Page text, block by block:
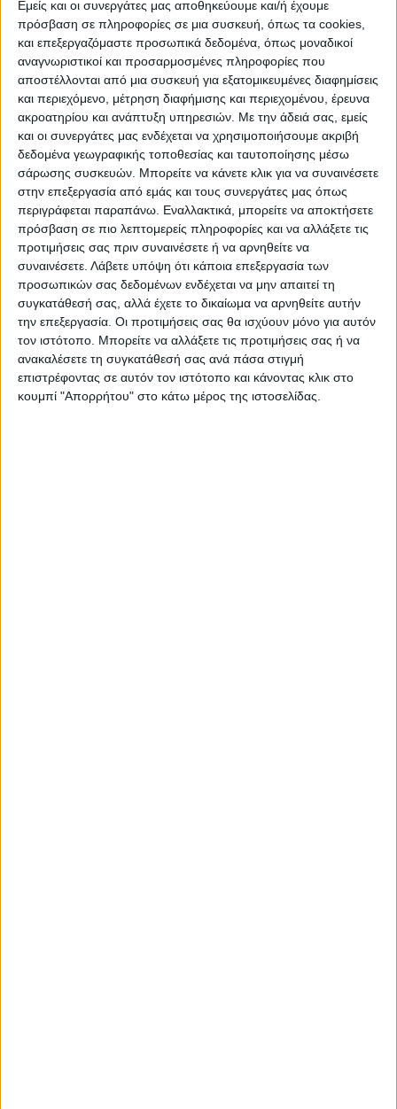
Εμείς και οι συνεργάτες μας αποθηκεύουμε και/ή έχουμε
πρόσβαση σε πληροφορίες σε μια συσκευή, όπως τα cookies,
και επεξεργαζόμαστε προσωπικά δεδομένα, όπως μοναδικοί
αναγνωριστικοί και προσαρμοσμένες πληροφορίες που
αποστέλλονται από μια συσκευή για εξατομικευμένες διαφημίσεις
και περιεχόμενο, μέτρηση διαφήμισης και περιεχομένου, έρευνα
ακροατηρίου και ανάπτυξη υπηρεσιών. Με την άδειά σας, εμείς
και οι συνεργάτες μας ενδέχεται να χρησιμοποιήσουμε ακριβή
δεδομένα γεωγραφικής τοποθεσίας και ταυτοποίησης μέσω
σάρωσης συσκευών. Μπορείτε να κάνετε κλικ για να συναινέσετε
στην επεξεργασία από εμάς και τους συνεργάτες μας όπως
περιγράφεται παραπάνω. Εναλλακτικά, μπορείτε να αποκτήσετε
πρόσβαση σε πιο λεπτομερείς πληροφορίες και να αλλάξετε τις
προτιμήσεις σας πριν συναινέσετε ή να αρνηθείτε να
συναινέσετε. Λάβετε υπόψη ότι κάποια επεξεργασία των
προσωπικών σας δεδομένων ενδέχεται να μην απαιτεί τη
συγκατάθεσή σας, αλλά έχετε το δικαίωμα να αρνηθείτε αυτήν
την επεξεργασία. Οι προτιμήσεις σας θα ισχύουν μόνο για αυτόν
τον ιστότοπο. Μπορείτε να αλλάξετε τις προτιμήσεις σας ή να
ανακαλέσετε τη συγκατάθεσή σας ανά πάσα στιγμή
επιστρέφοντας σε αυτόν τον ιστότοπο και κάνοντας κλικ στο
κουμπί "Απορρήτου" στο κάτω μέρος της ιστοσελίδας.
ΝΕΟΣ ΑΓΩΝ
Η Αρχαιότερη Καθημερινή Πρωινή Εφημερίδα της Καρδίτσας
ΠΑΡΟΜΟΙΑ ΑΡΘΡΑ